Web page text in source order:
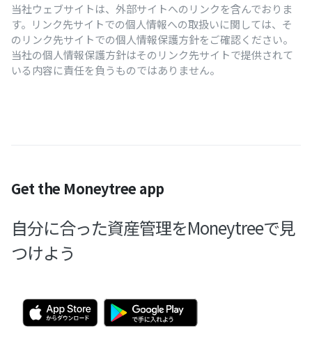
当社ウェブサイトは、外部サイトへのリンクを含んでおりま
す。リンク先サイトでの個人情報への取扱いに関しては、そ
のリンク先サイトでの個人情報保護方針をご確認ください。
当社の個人情報保護方針はそのリンク先サイトで提供されて
いる内容に責任を負うものではありません。
Get the Moneytree app
自分に合った資産管理をMoneytreeで見
つけよう